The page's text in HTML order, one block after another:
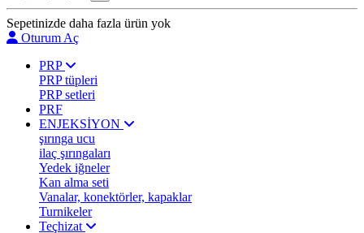
Sepetinizde daha fazla ürün yok
Oturum Aç
PRP
PRP tüpleri
PRP setleri
PRF
ENJEKSİYON
şırınga ucu
ilaç şırıngaları
Yedek iğneler
Kan alma seti
Vanalar, konektörler, kapaklar
Turnikeler
Teçhizat